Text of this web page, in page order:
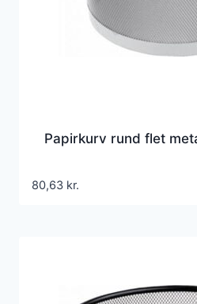
Papirkurv rund flet
80,63 kr.